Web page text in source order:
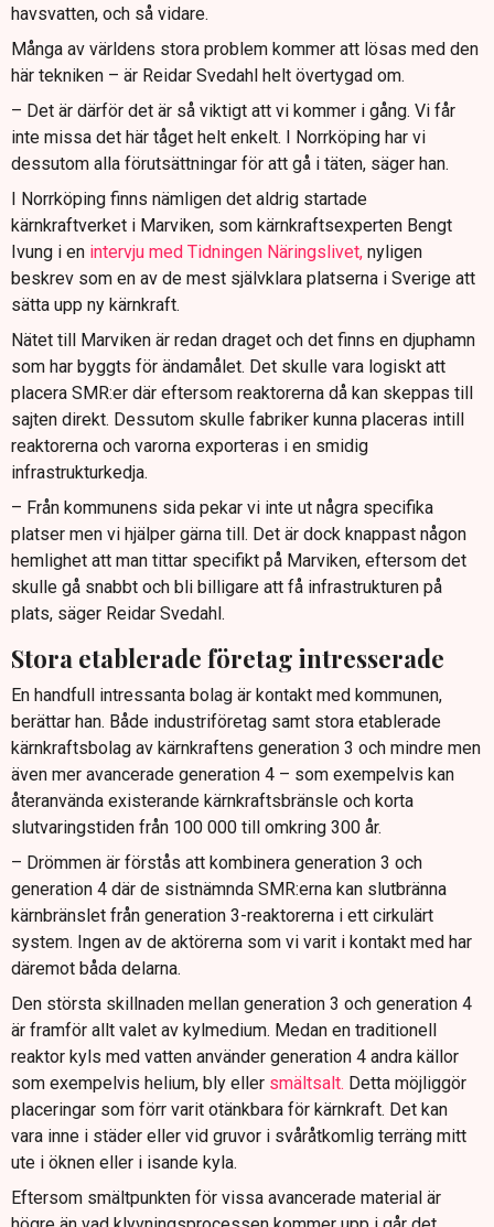
havsvatten, och så vidare.
Många av världens stora problem kommer att lösas med den
här tekniken – är Reidar Svedahl helt övertygad om.
– Det är därför det är så viktigt att vi kommer i gång. Vi får
inte missa det här tåget helt enkelt. I Norrköping har vi
dessutom alla förutsättningar för att gå i täten, säger han.
I Norrköping finns nämligen det aldrig startade
kärnkraftverket i Marviken, som kärnkraftsexperten Bengt
Ivung i en intervju med Tidningen Näringslivet, nyligen
beskrev som en av de mest självklara platserna i Sverige att
sätta upp ny kärnkraft.
Nätet till Marviken är redan draget och det finns en djuphamn
som har byggts för ändamålet. Det skulle vara logiskt att
placera SMR:er där eftersom reaktorerna då kan skeppas till
sajten direkt. Dessutom skulle fabriker kunna placeras intill
reaktorerna och varorna exporteras i en smidig
infrastrukturkedja.
– Från kommunens sida pekar vi inte ut några specifika
platser men vi hjälper gärna till. Det är dock knappast någon
hemlighet att man tittar specifikt på Marviken, eftersom det
skulle gå snabbt och bli billigare att få infrastrukturen på
plats, säger Reidar Svedahl.
Stora etablerade företag intresserade
En handfull intressanta bolag är kontakt med kommunen,
berättar han. Både industriföretag samt stora etablerade
kärnkraftsbolag av kärnkraftens generation 3 och mindre men
även mer avancerade generation 4 – som exempelvis kan
återanvända existerande kärnkraftsbränsle och korta
slutvaringstiden från 100 000 till omkring 300 år.
– Drömmen är förstås att kombinera generation 3 och
generation 4 där de sistnämnda SMR:erna kan slutbränna
kärnbränslet från generation 3-reaktorerna i ett cirkulärt
system. Ingen av de aktörerna som vi varit i kontakt med har
däremot båda delarna.
Den största skillnaden mellan generation 3 och generation 4
är framför allt valet av kylmedium. Medan en traditionell
reaktor kyls med vatten använder generation 4 andra källor
som exempelvis helium, bly eller smältsalt. Detta möjliggör
placeringar som förr varit otänkbara för kärnkraft. Det kan
vara inne i städer eller vid gruvor i svåråtkomlig terräng mitt
ute i öknen eller i isande kyla.
Eftersom smältpunkten för vissa avancerade material är